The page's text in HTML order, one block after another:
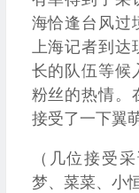
海恰逢台风过
上海记者到达
长的队伍等候
粉丝的热情。
接受了一下翼
（几位接受
梦、菜菜、小